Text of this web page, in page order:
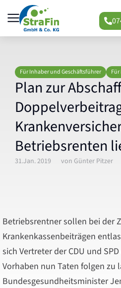
Für Inhaber und Geschäftsführer
Plan zur
Betriebsrenten
31.Jan. 2019 von Günter Pitzer
Betriebsrentner sollen bei der
Krankenkassenbeiträgen
sich Vertreter der CDU und
Vorhaben nun Taten folgen zu
Bundesgesundheitsminister